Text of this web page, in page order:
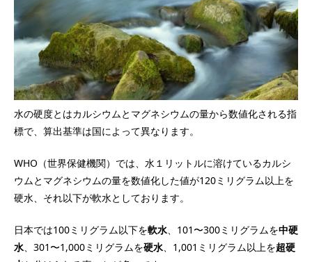
水の硬度とはカルシウムとマグネシウムの量から数値化される指
標で、算出基準は国によって異なります。
WHO（世界保健機関）では、水１リットルに溶けているカルシ
ウムとマグネシウムの量を数値化した値が120ミリグラム以上を
硬水、それ以下が軟水としております。
日本では100ミリグラム以下を軟水、101〜300ミリグラムを中硬
水、301〜1,000ミリグラムを硬水、1,001ミリグラム以上を超硬